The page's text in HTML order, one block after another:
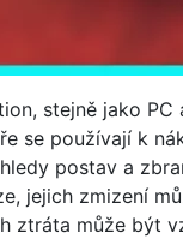
stejně jako
se používají k
postav a
jejich zmizení
ztráta může být